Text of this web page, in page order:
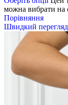
можна вибрати на
Порівняння
Швидкий перегляд